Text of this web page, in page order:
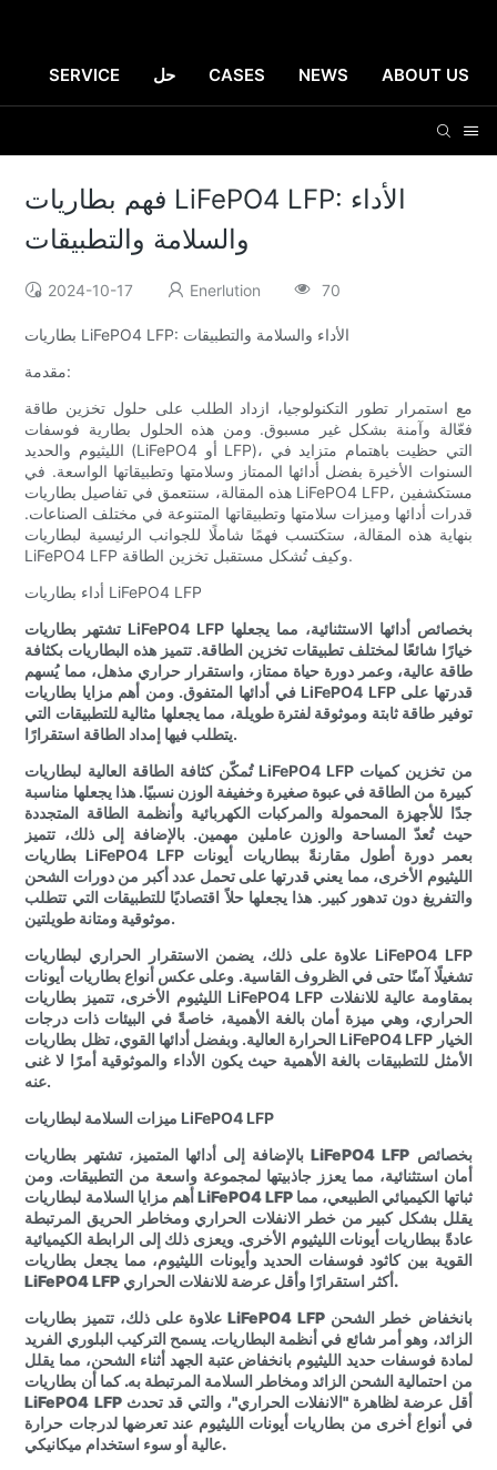
SERVICE حل CASES NEWS ABOUT US
فهم بطاريات LiFePO4 LFP: الأداء
والسلامة والتطبيقات
2024-10-17 Enerlution 70
بطاريات LiFePO4 LFP: الأداء والسلامة والتطبيقات
مقدمة:
مع استمرار تطور التكنولوجيا، ازداد الطلب على حلول تخزين طاقة
فعّالة وآمنة بشكل غير مسبوق. ومن هذه الحلول بطارية فوسفات
الليثيوم والحديد (LiFePO4 أو LFP)، التي حظيت باهتمام متزايد في
السنوات الأخيرة بفضل أدائها الممتاز وسلامتها وتطبيقاتها الواسعة. في
هذه المقالة، سنتعمق في تفاصيل بطاريات LiFePO4 LFP، مستكشفين
قدرات أدائها وميزات سلامتها وتطبيقاتها المتنوعة في مختلف الصناعات.
بنهاية هذه المقالة، ستكتسب فهمًا شاملًا للجوانب الرئيسية لبطاريات
LiFePO4 LFP وكيف تُشكل مستقبل تخزين الطاقة.
أداء بطاريات LiFePO4 LFP
تشتهر بطاريات LiFePO4 LFP بخصائص أدائها الاستثنائية، مما يجعلها
خيارًا شائعًا لمختلف تطبيقات تخزين الطاقة. تتميز هذه البطاريات بكثافة
طاقة عالية، وعمر دورة حياة ممتاز، واستقرار حراري مذهل، مما يُسهم
في أدائها المتفوق. ومن أهم مزايا بطاريات LiFePO4 LFP قدرتها على
توفير طاقة ثابتة وموثوقة لفترة طويلة، مما يجعلها مثالية للتطبيقات التي
يتطلب فيها إمداد الطاقة استقرارًا.
تُمكّن كثافة الطاقة العالية لبطاريات LiFePO4 LFP من تخزين كميات
كبيرة من الطاقة في عبوة صغيرة وخفيفة الوزن نسبيًا. هذا يجعلها مناسبة
جدًا للأجهزة المحمولة والمركبات الكهربائية وأنظمة الطاقة المتجددة
حيث تُعدّ المساحة والوزن عاملين مهمين. بالإضافة إلى ذلك، تتميز
بطاريات LiFePO4 LFP بعمر دورة أطول مقارنةً ببطاريات أيونات
الليثيوم الأخرى، مما يعني قدرتها على تحمل عدد أكبر من دورات الشحن
والتفريغ دون تدهور كبير. هذا يجعلها حلاً اقتصاديًا للتطبيقات التي تتطلب
موثوقية ومتانة طويلتين.
علاوة على ذلك، يضمن الاستقرار الحراري لبطاريات LiFePO4 LFP
تشغيلًا آمنًا حتى في الظروف القاسية. وعلى عكس أنواع بطاريات أيونات
الليثيوم الأخرى، تتميز بطاريات LiFePO4 LFP بمقاومة عالية للانفلات
الحراري، وهي ميزة أمان بالغة الأهمية، خاصةً في البيئات ذات درجات
الحرارة العالية. وبفضل أدائها القوي، تظل بطاريات LiFePO4 LFP الخيار
الأمثل للتطبيقات بالغة الأهمية حيث يكون الأداء والموثوقية أمرًا لا غنى
عنه.
ميزات السلامة لبطاريات LiFePO4 LFP
بالإضافة إلى أدائها المتميز، تشتهر بطاريات LiFePO4 LFP بخصائص
أمان استثنائية، مما يعزز جاذبيتها لمجموعة واسعة من التطبيقات. ومن
أهم مزايا السلامة لبطاريات LiFePO4 LFP ثباتها الكيميائي الطبيعي، مما
يقلل بشكل كبير من خطر الانفلات الحراري ومخاطر الحريق المرتبطة
عادةً ببطاريات أيونات الليثيوم الأخرى. ويعزى ذلك إلى الرابطة الكيميائية
القوية بين كاثود فوسفات الحديد وأيونات الليثيوم، مما يجعل بطاريات
LiFePO4 LFP أكثر استقرارًا وأقل عرضة للانفلات الحراري.
علاوة على ذلك، تتميز بطاريات LiFePO4 LFP بانخفاض خطر الشحن
الزائد، وهو أمر شائع في أنظمة البطاريات. يسمح التركيب البلوري الفريد
لمادة فوسفات حديد الليثيوم بانخفاض عتبة الجهد أثناء الشحن، مما يقلل
من احتمالية الشحن الزائد ومخاطر السلامة المرتبطة به. كما أن بطاريات
LiFePO4 LFP أقل عرضة لظاهرة "الانفلات الحراري"، والتي قد تحدث
في أنواع أخرى من بطاريات أيونات الليثيوم عند تعرضها لدرجات حرارة
عالية أو سوء استخدام ميكانيكي.